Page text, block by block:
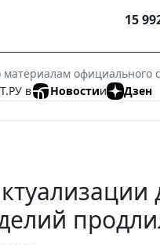
15
материалам официального
в
Новостии Дзен